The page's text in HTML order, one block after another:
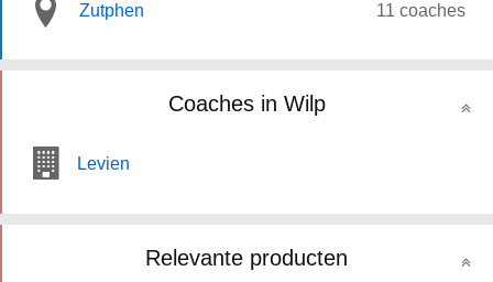
Zutphen 11 coaches
Coaches in Wilp
Levien
Relevante producten